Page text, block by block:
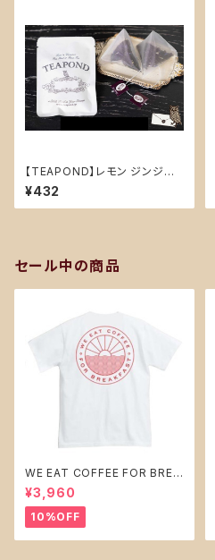
【TEAPOND】レモン ジンジャ
ー (フレーバーティー)ティーバッ
グ2個入り
¥432
セール中の商品
WE EAT COFFEE FOR BREA
KFAST ver.1 Tシャツ白（Mサ
イズ）ホワイト tシャツ
¥3,960
10%OFF